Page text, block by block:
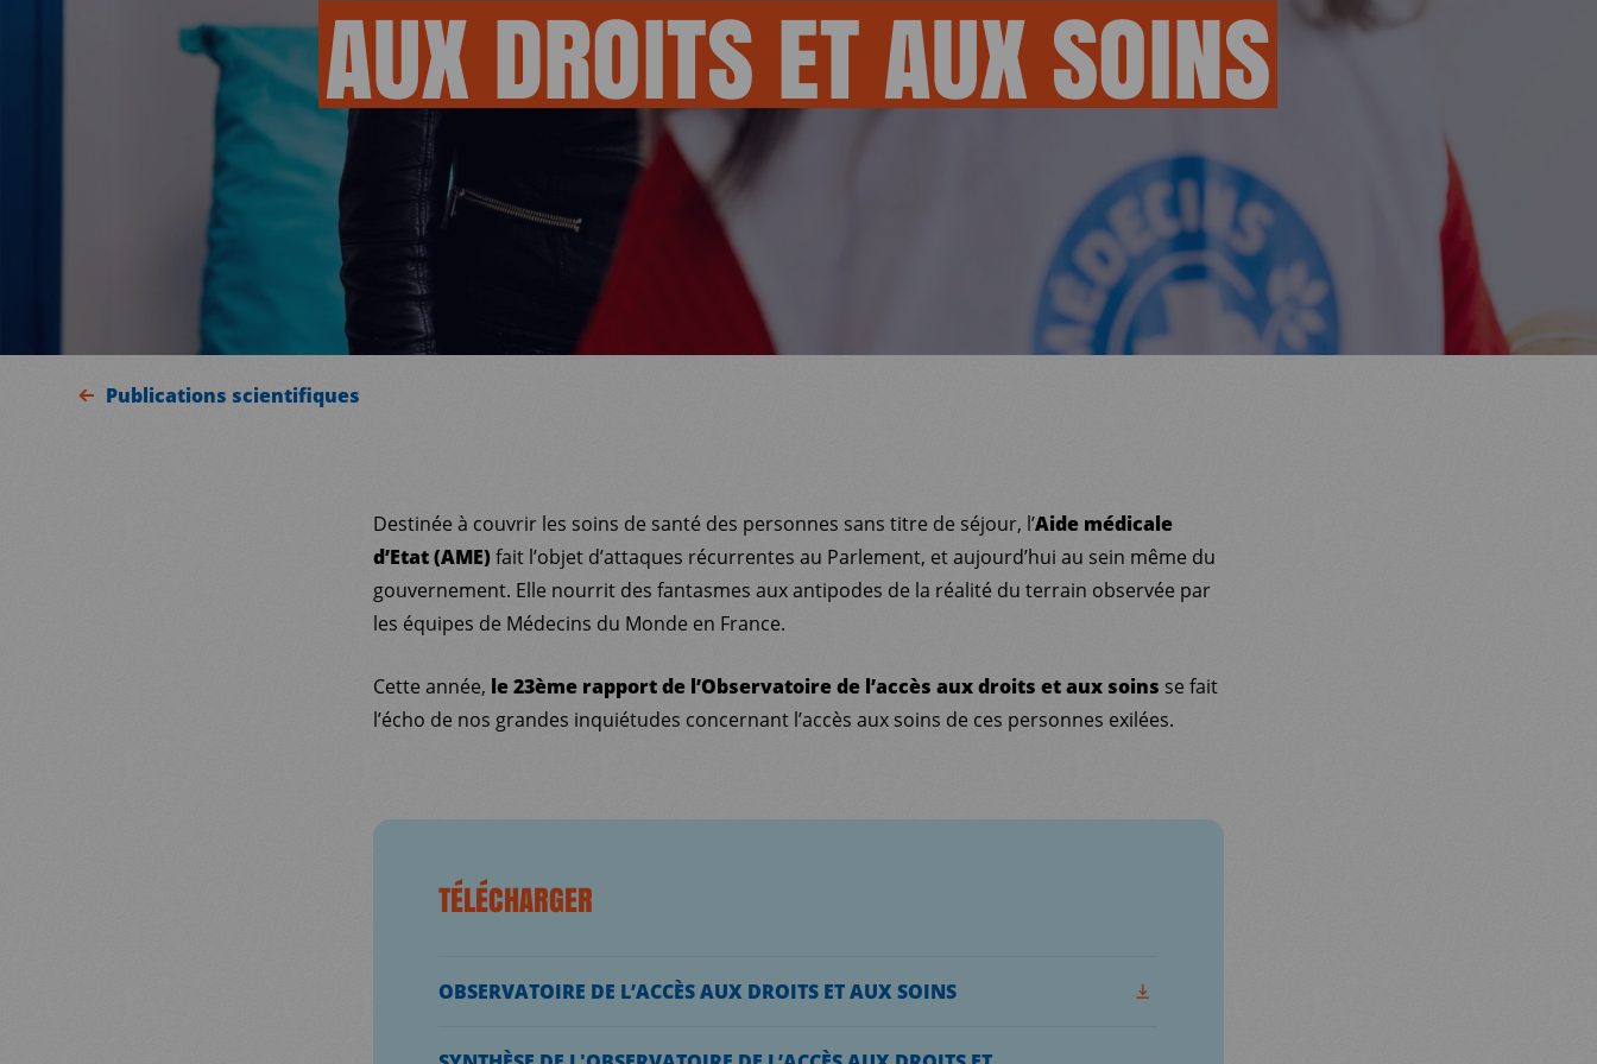
AUXDROITSETAUXSOINS
Publications scientifiques
Destinée à couvrir les soins de santé des personnes sans titre de séjour, l’Aide médicale
d’Etat (AME)fait l’objet d’attaques récurrentes au Parlement, et aujourd’hui au sein même du
gouvernement. Elle nourrit des fantasmes aux antipodes de la réalité du terrain observée par
les équipes de Médecins du Monde en France.
Cette année, le 23ème rapport de l’Observatoire de l’accès aux droits et aux soins se fait
l’écho de nos grandes inquiétudes concernant l’accès aux soins de ces personnes exilées.
TÉLÉCHARGER
OBSERVATOIRE DE L’ACCÈS AUX DROITS ET AUX SOINS TÉLÉCHARGER